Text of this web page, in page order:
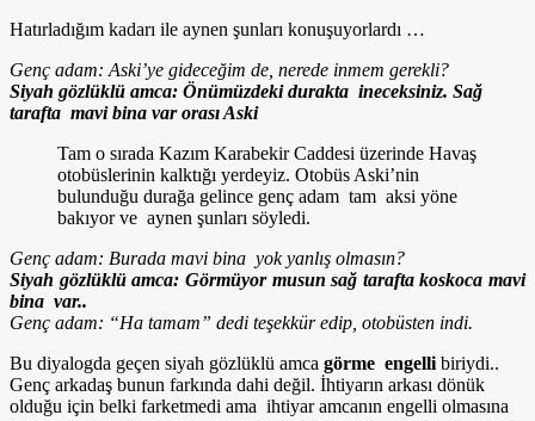
Hatırladığım kadarı ile aynen şunları konuşuyorlardı …
Genç adam: Aski’ye gideceğim de, nerede inmem gerekli?
Siyah gözlüklü amca: Önümüzdeki durakta ineceksiniz. Sağ
tarafta mavi bina var orası Aski
Tam o sırada Kazım Karabekir Caddesi üzerinde Havaş
otobüslerinin kalktığı yerdeyiz. Otobüs Aski’nin
bulunduğu durağa gelince genç adam tam aksi yöne
bakıyor ve aynen şunları söyledi.
Genç adam: Burada mavi bina yok yanlış olmasın?
Siyah gözlüklü amca: Görmüyor musun sağ tarafta koskoca mavi
bina var..
Genç adam: “Ha tamam” dedi teşekkür edip, otobüsten indi.
Bu diyalogda geçen siyah gözlüklü amca görme engelli biriydi..
Genç arkadaş bunun farkında dahi değil. İhtiyarın arkası dönük
olduğu için belki farketmedi ama ihtiyar amcanın engelli olmasına